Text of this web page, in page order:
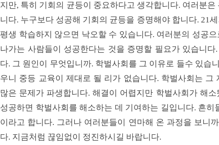
지만, 특히 기회의 균등이 중요하다고 생각합니다. 여러분
니다. 누구보다 성공해 기회의 균등을 증명해야 합니다. 21
평생 학습하지 않으면 낙오할 수 있습니다. 여러분의 성공
나가는 사람들이 성공한다는 것을 증명할 필요가 있습니
다. 그 원인이 무엇입니까. 학벌사회를 그 이유로 들수 있습
우니 중등 교육이 제대로 될 리가 없습니다. 학벌사회는 그
많은 문제가 파생합니다. 해결이 어렵지만 학벌사회가 해
성공하면 학벌사회를 해소하는 데 기여하는 길입니다. 흔
이라고 합니다. 그러나 여러분들이 연마해 온 과정을 보니
다. 지금처럼 끊임없이 정진하시길 바랍니다.